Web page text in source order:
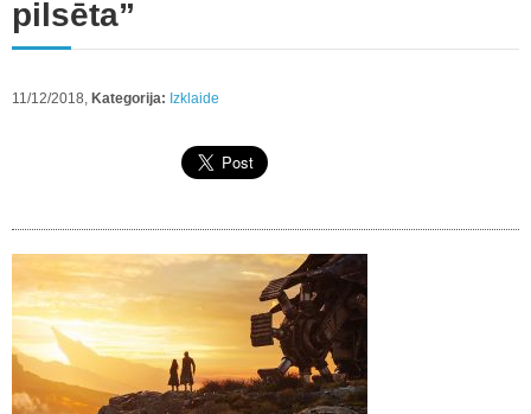
pilsēta”
11/12/2018, Kategorija: Izklaide